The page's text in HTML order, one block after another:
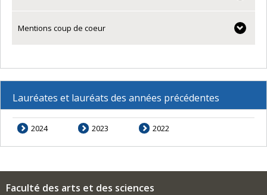
Mentions coup de coeur
Lauréates et lauréats des années précédentes
2024 2023 2022
Faculté des arts et des sciences